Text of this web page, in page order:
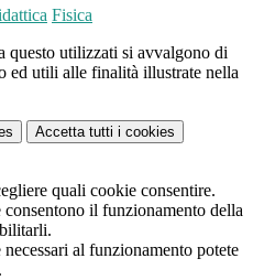
Fisica
questo utilizzati si avvalgono di
ed utili alle finalità illustrate nella
Accetta tutti i cookies
quali cookie consentire.
il funzionamento della
al funzionamento potete
.